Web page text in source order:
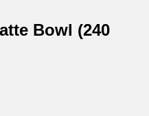
Bowl (240